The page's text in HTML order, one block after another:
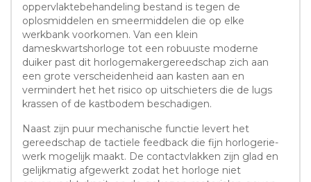
oppervlaktebehandeling bestand is tegen de
oplosmiddelen en smeermiddelen die op elke
werkbank voorkomen. Van een klein
dameskwartshorloge tot een robuuste moderne
duiker past dit horlogemakergereedschap zich aan
een grote verscheidenheid aan kasten aan en
vermindert het het risico op uitschieters die de lugs
krassen of de kastbodem beschadigen.
Naast zijn puur mechanische functie levert het
gereedschap de tactiele feedback die fijn horlogerie-
werk mogelijk maakt. De contactvlakken zijn glad en
gelijkmatig afgewerkt zodat het horloge niet